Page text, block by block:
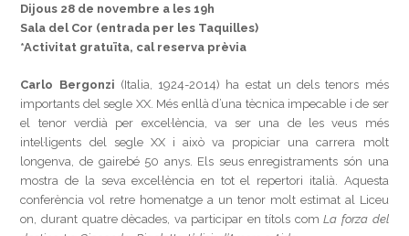
Dijous 28 de novembre a les 19h
Sala del Cor (entrada per les Taquilles)
*Activitat gratuïta, cal reserva prèvia
Carlo Bergonzi (Italia, 1924-2014) ha estat un dels tenors més
importants del segle XX. Més enllà d’una tècnica impecable i de ser
el tenor verdià per excel·lència, va ser una de les veus més
intel·ligents del segle XX i això va propiciar una carrera molt
longenva, de gairebé 50 anys. Els seus enregistraments són una
mostra de la seva excel·lència en tot el repertori italià. Aquesta
conferència vol retre homenatge a un tenor molt estimat al Liceu
on, durant quatre dècades, va participar en títols comLa forza del